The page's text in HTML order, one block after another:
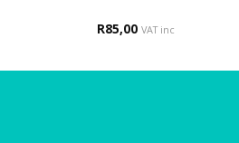
R85,00 VAT inc